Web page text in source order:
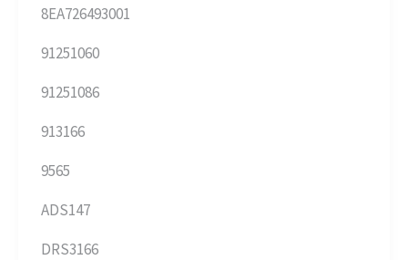
8EA726493001
91251060
91251086
913166
9565
ADS147
DRS3166